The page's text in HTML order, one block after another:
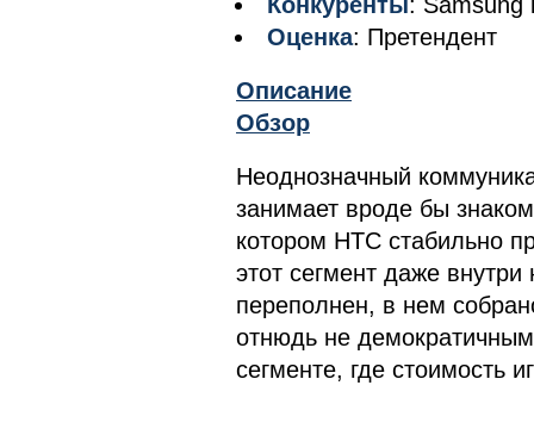
Оценка: Претендент
Описание
Обзор
Неоднозначный
занимает вроде бы
котором HTC стабильно
этот сегмент даже
переполнен, в нем
отнюдь не
сегменте, где стоимость